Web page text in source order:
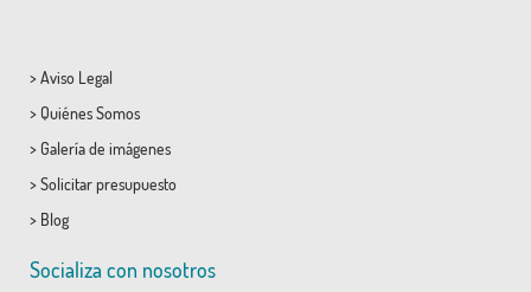
> Aviso Legal
> Quiénes Somos
> Galería de imágenes
> Solicitar presupuesto
> Blog
Socializa con nosotros